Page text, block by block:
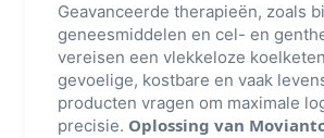
Geavanceerde therapieën, zoals
geneesmiddelen en cel- en
vereisen een vlekkeloze
gevoelige, kostbare en vaak
producten vragen om maximale
precisie. Oplossing van